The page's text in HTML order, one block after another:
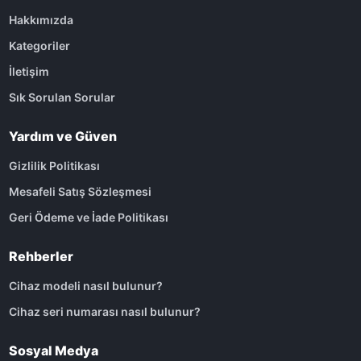
Hakkımızda
Kategoriler
İletişim
Sık Sorulan Sorular
Yardım ve Güven
Gizlilik Politikası
Mesafeli Satış Sözleşmesi
Geri Ödeme ve İade Politikası
Rehberler
Cihaz modeli nasıl bulunur?
Cihaz seri numarası nasıl bulunur?
Sosyal Medya